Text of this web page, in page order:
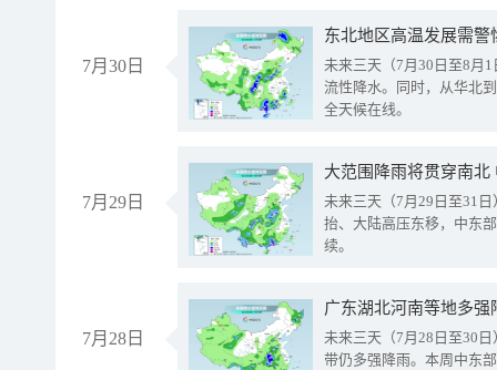
7月30日
东北地区高温发展需
未来三天（7月30日至8月
流性降水。同时，从华北
全天候在线。
7月29日
大范围降雨将贯穿南
未来三天（7月29日至31
抬、大陆高压东移，中东
续。
7月28日
广东湖北河南等地多
未来三天（7月28日至30
带仍多强降雨。本周中东